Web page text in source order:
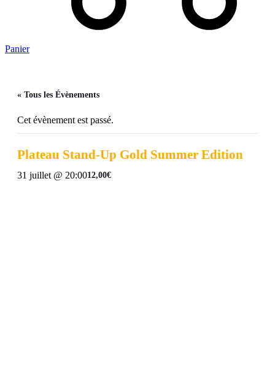
Panier
« Tous les Évènements
Cet évènement est passé.
Plateau Stand-Up Gold Summer Edition
31 juillet @ 20:0012,00€